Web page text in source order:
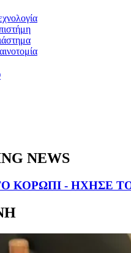
NEWS
ΚΟΡΩΠΙ - ΗΧΗΣΕ ΤΟ